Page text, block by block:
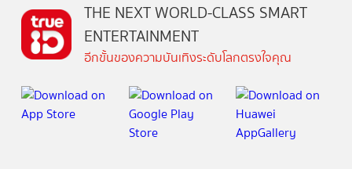
THE NEXT WORLD-CLASS SMART
ENTERTAINMENT
อีกขั้นของความบันเทิงระดับโลกตรงใจคุณ